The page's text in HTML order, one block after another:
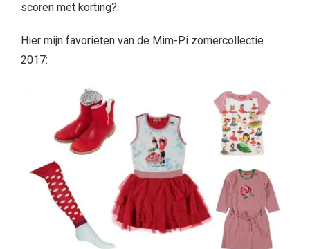
scoren met korting?
Hier mijn favorieten van de Mim-Pi zomercollectie
2017: